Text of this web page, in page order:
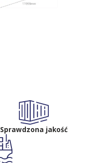
Sprawdzona jakość